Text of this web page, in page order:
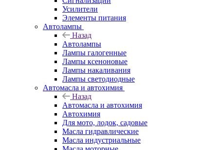
Усилители
Элементы питания
Автолампы
Назад
Автолампы
Лампы галогенные
Лампы ксеноновые
Лампы накаливания
Лампы светодиодные
Автомасла и автохимия
Назад
Автомасла и автохимия
Автохимия
Для мото, лодок, садовые
Масла гидравлические
Масла индустриальные